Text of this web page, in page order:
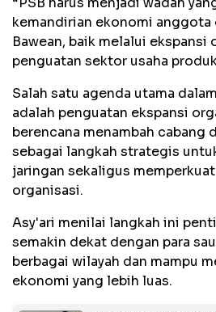
kemandirian ekonomi anggota
Bawean, baik melalui ekspansi
penguatan sektor usaha
Salah satu agenda utama
adalah penguatan ekspansi
berencana menambah cabang
sebagai langkah strategis
jaringan sekaligus
organisasi.
Asy'ari menilai langkah ini
semakin dekat dengan para
berbagai wilayah dan mampu
ekonomi yang lebih luas.